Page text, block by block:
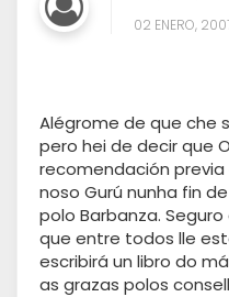
02 ENERO,
Alégrome de que che
pero hei de decir que
recomendación
noso Gurú nunha fin
polo Barbanza.
que entre todos lle
escribirá un libro do
as grazas polos